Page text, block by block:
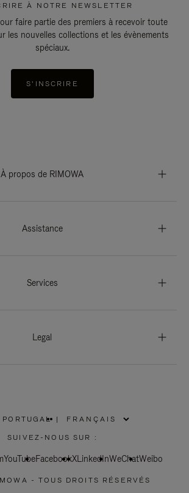
À NOTRE NEWSLETTER
faire partie des premiers à recevoir toute
les nouvelles collections et les évènements
spéciaux.
S'INSCRIRE
À propos de RIMOWA
Assistance
Services
Legal
PORTUGAL
SÉLECTIONNEZ
VOTRE
|
SUIVEZ-NOUS SUR :
YouTubeFacebookXLinkedInWeChatWeibo
- TOUS DROITS RÉSERVÉS